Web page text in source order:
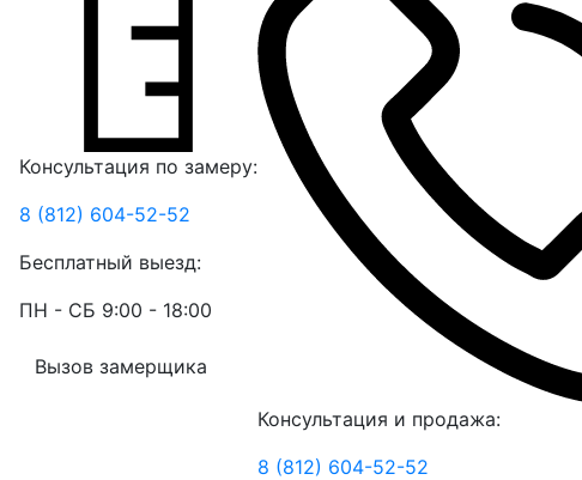
Консультация по замеру:
8 (812) 604-52-52
Бесплатный выезд:
ПН - СБ 9:00 - 18:00
Вызов замерщика
Консультация и продажа:
8 (812) 604-52-52